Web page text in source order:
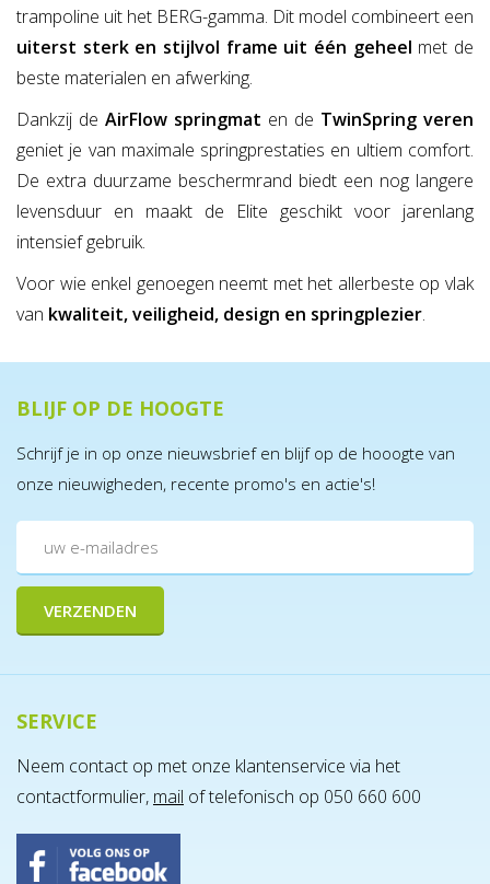
trampoline uit het BERG-gamma. Dit model combineert een
uiterst sterk en stijlvol frame uit één geheel met de
beste materialen en afwerking.
Dankzij de AirFlow springmat en de TwinSpring veren
geniet je van maximale springprestaties en ultiem comfort.
De extra duurzame beschermrand biedt een nog langere
levensduur en maakt de Elite geschikt voor jarenlang
intensief gebruik.
Voor wie enkel genoegen neemt met het allerbeste op vlak
van kwaliteit, veiligheid, design en springplezier.
BLIJF OP DE HOOGTE
Schrijf je in op onze nieuwsbrief en blijf op de hooogte van
onze nieuwigheden, recente promo's en actie's!
SERVICE
Neem contact op met onze klantenservice via het
contactformulier, mail of telefonisch op 050 660 600